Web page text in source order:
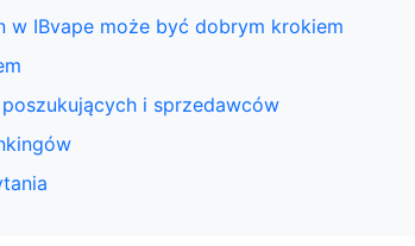
w IBvape może być dobrym krokiem
i sprzedawców